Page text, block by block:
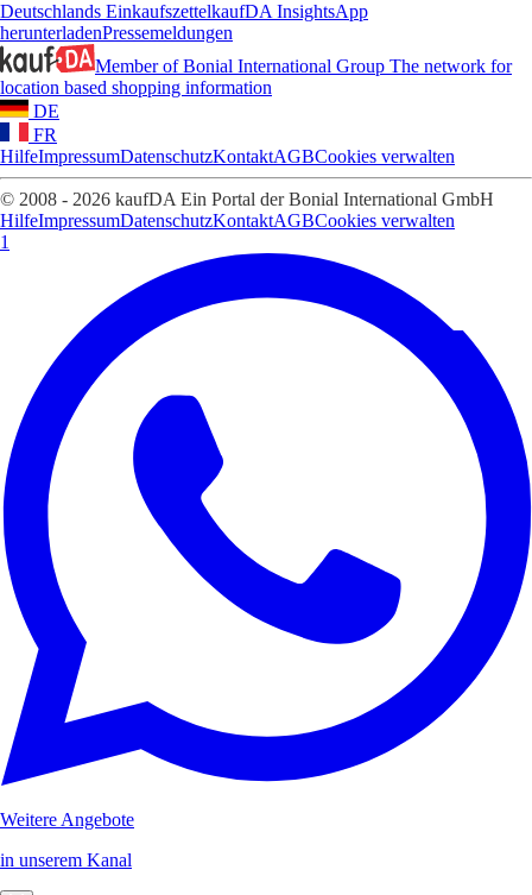
Deutschlands EinkaufszettelkaufDA InsightsApp
herunterladenPressemeldungen
Member of Bonial International Group The network for
location based shopping information
DE
FR
HilfeImpressumDatenschutzKontaktAGBCookies verwalten
© 2008 - 2026 kaufDA Ein Portal der Bonial International GmbH
HilfeImpressumDatenschutzKontaktAGBCookies verwalten
1
Weitere Angebote
in unserem Kanal